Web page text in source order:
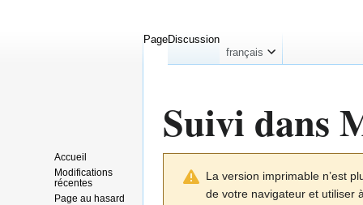
Suivi dans
La version imprimable n’est
de votre navigateur et utiliser
PageDiscussion
français
Accueil
Modifications
récentes
Page au hasard